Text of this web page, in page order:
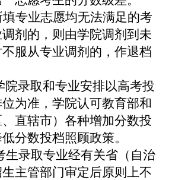
填专业志愿均无法满足的考
剂的，则由学院调剂到未
服从专业调剂的，作退档
院录取和专业安排以高考投
为准， 学院认可教育部和
直辖市）各种增加分数投
分数投档照顾政策。
生录取专业经有关省（自治
主管部门审定后原则上不